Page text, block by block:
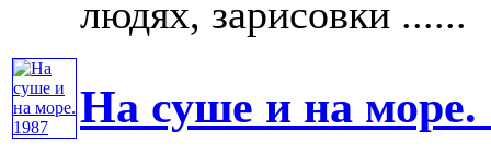
людях, зарисовки ......
На суше и на море.